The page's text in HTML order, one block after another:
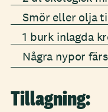
Smör eller olja
1 burk inlagda
Några nypor
Tillagning: